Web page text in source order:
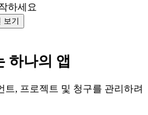
하세요
보기
하나의 앱
트, 프로젝트 및 청구를 관리하려